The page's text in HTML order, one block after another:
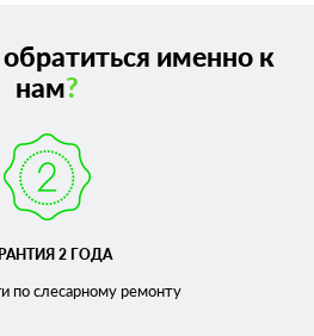
именно к
нам?
2 ГОДА
по слесарномуремонту